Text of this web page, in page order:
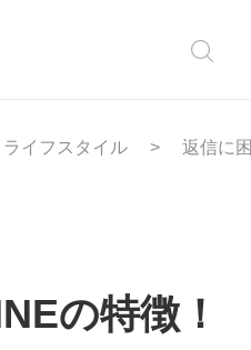
ライフスタイル 返信に
の特徴！